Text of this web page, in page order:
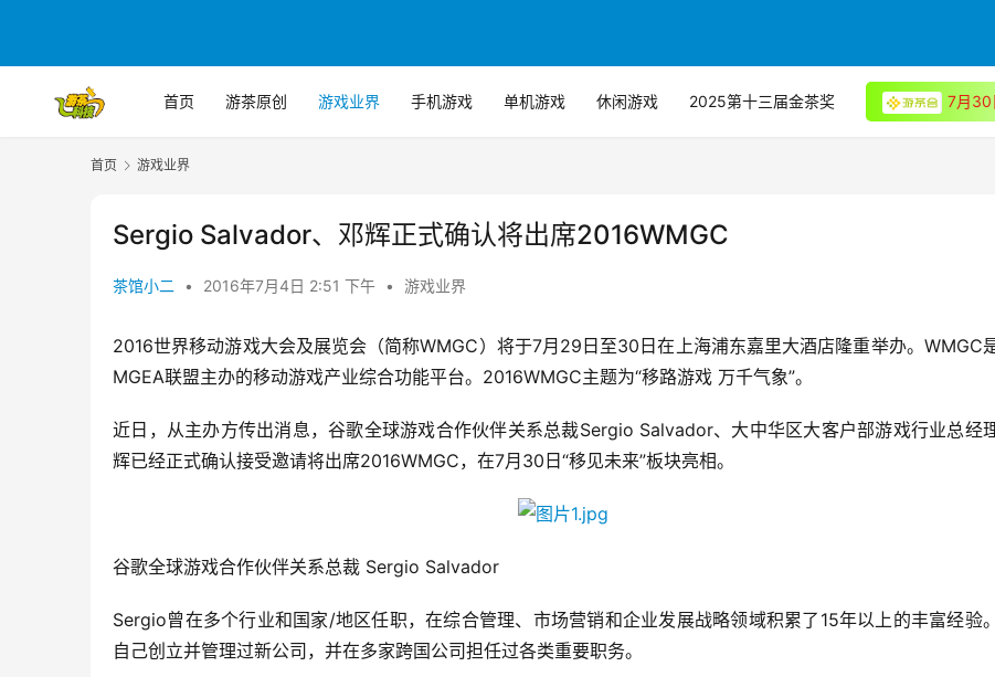
首页 游茶原创 游戏业界 手机游戏 单机游戏 休闲游戏 2025第十三届金茶奖 7月30
首页 游戏业界
Sergio Salvador、邓辉正式确认将出席2016WMGC
茶馆小二 • 2016年7月4日 2:51 下午 • 游戏业界
2016世界移动游戏大会及展览会（简称WMGC）将于7月29日至30日在上海浦东嘉里大酒店隆重举办。WMGC
MGEA联盟主办的移动游戏产业综合功能平台。2016WMGC主题为“移路游戏 万千气象”。
近日，从主办方传出消息，谷歌全球游戏合作伙伴关系总裁Sergio Salvador、大中华区大客户部游戏行业总经
辉已经正式确认接受邀请将出席2016WMGC，在7月30日“移见未来”板块亮相。
谷歌全球游戏合作伙伴关系总裁 Sergio Salvador
Sergio曾在多个行业和国家/地区任职，在综合管理、市场营销和企业发展战略领域积累了15年以上的丰富经验
自己创立并管理过新公司，并在多家跨国公司担任过各类重要职务。